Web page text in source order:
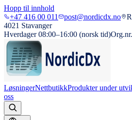
Hopp til innhold
+47 416 00 011
post@nordicdx.no
4021 Stavanger
Hverdager 08:00–16:00 (norsk tid)
LøsningerNettbutikkProdukter under
oss